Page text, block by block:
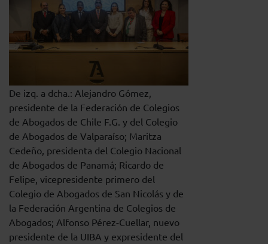
De izq. a dcha.: Alejandro Gómez,
presidente de la Federación de Colegios
de Abogados de Chile F.G. y del Colegio
de Abogados de Valparaíso; Maritza
Cedeño, presidenta del Colegio Nacional
de Abogados de Panamá; Ricardo de
Felipe, vicepresidente primero del
Colegio de Abogados de San Nicolás y de
la Federación Argentina de Colegios de
Abogados; Alfonso Pérez-Cuellar, nuevo
presidente de la UIBA y expresidente del